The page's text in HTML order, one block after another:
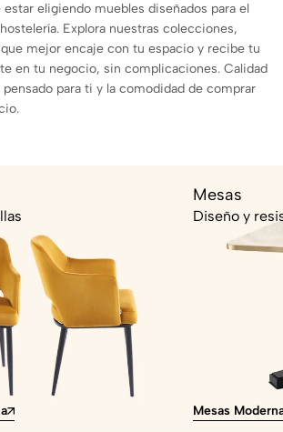
eligiendo muebles diseñados para el
Explora nuestras colecciones,
mejor encaje con tu espacio y recibe tu
en tu negocio, sin complicaciones. Calidad
para ti y la comodidad de comprar
Mesas
Diseño y
Mesas